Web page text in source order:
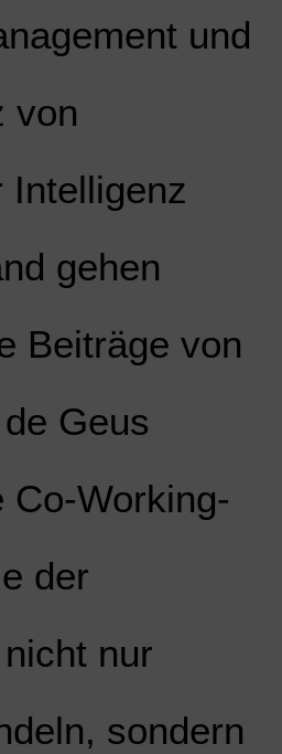
und
von
Intelligenz
gehen
Beiträge von
Geus
Co-Working-
der
nur
sondern